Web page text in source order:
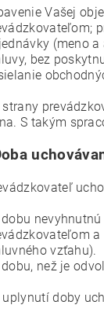
Vašej
(meno
bez
strany
S takým
vzťahu).
než je
uplynutí doby